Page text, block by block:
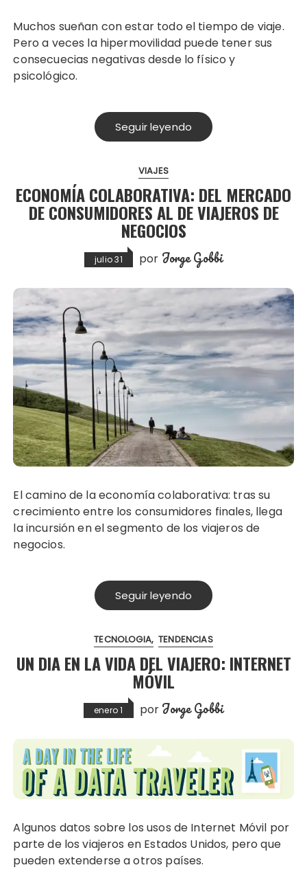
Muchos sueñan con estar todo el tiempo de viaje.
Pero a veces la hipermovilidad puede tener sus
consecuecias negativas desde lo físico y
psicológico.
Seguir leyendo
VIAJES
ECONOMÍA COLABORATIVA: DEL MERCADO
DE CONSUMIDORES AL DE VIAJEROS DE
NEGOCIOS
julio 31 por Jorge Gobbi
El camino de la economía colaborativa: tras su
crecimiento entre los consumidores finales, llega
la incursión en el segmento de los viajeros de
negocios.
Seguir leyendo
TECNOLOGIA TENDENCIAS
UN DIA EN LA VIDA DEL VIAJERO: INTERNET
MÓVIL
enero 1 por Jorge Gobbi
Algunos datos sobre los usos de Internet Móvil por
parte de los viajeros en Estados Unidos, pero que
pueden extenderse a otros países.